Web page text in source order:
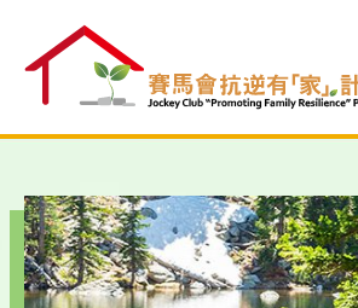
開